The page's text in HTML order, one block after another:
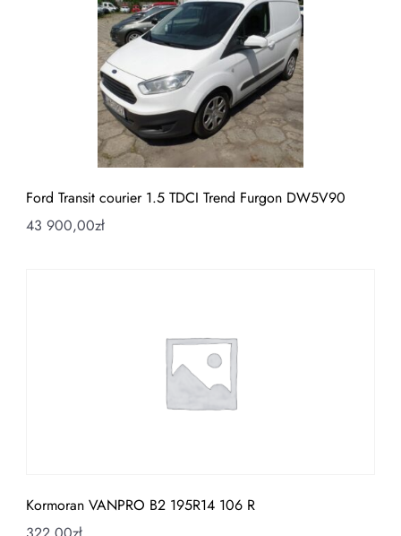
Ford Transit courier 1.5 TDCI Trend Furgon DW5V90
43 900,00zł
Kormoran VANPRO B2 195R14 106 R